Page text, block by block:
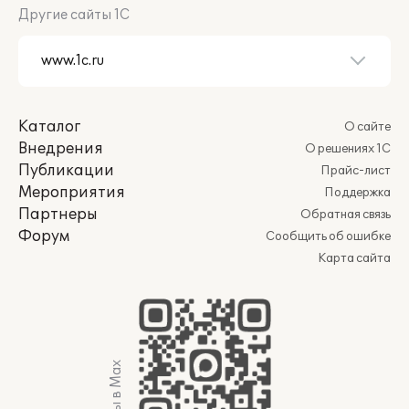
ограничений;
документов
в системе — прикреплять их
4. Администрирование
доходов
Ведение реестра договоров
формировать и вестиреестр
договоров по разным видам
финансовых обязательств: аренда,
купля продажа, безвозмездное
Другие сайты 1С
Каталог
Внедрения
Публикации
Мероприятия
Партнеры
Форум
О сайте
О решениях 1С
Прайс-лист
Поддержка
Обратная связь
Сообщить об ошибке
Карта сайта
Мы в Max